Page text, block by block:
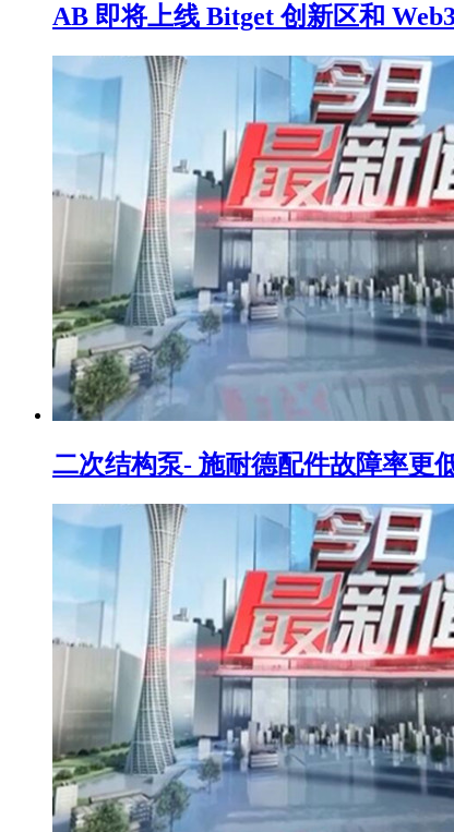
AB 即将上线 Bitget 创新区和
二次结构泵- 施耐德配件故障率更